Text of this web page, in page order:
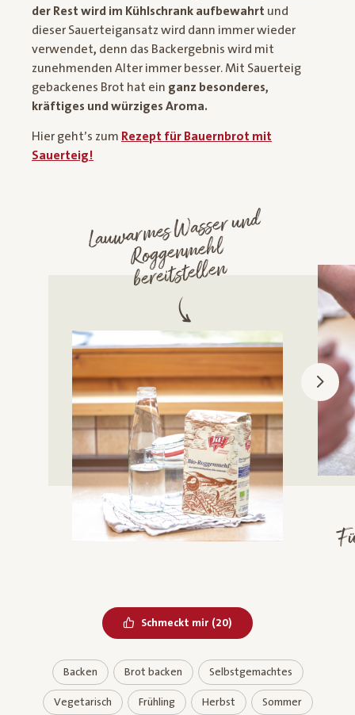
der Rest wird im Kühlschrank aufbewahrt und
dieser Sauerteigansatz wird dann immer wieder
verwendet, denn das Backergebnis wird mit
zunehmenden Alter immer besser. Mit Sauerteig
gebackenes Brot hat ein ganz besonderes,
kräftiges und würziges Aroma.
Hier geht’s zum Rezept für Bauernbrot mit
Sauerteig!
Lauwar
mes
Wasser und
Roggen
mehl
bereitstellen
Schmeckt mir Bereits geliked
(20)
Backen Brot backen Selbstgemachtes
Vegetarisch Frühling Herbst Sommer